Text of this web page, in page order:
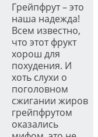
Грейпфрут – это
наша надежда!
Всем известно,
что этот фрукт
хорош для
похудения. И
хоть слухи о
поголовном
сжигании жиров
грейпфрутом
оказались